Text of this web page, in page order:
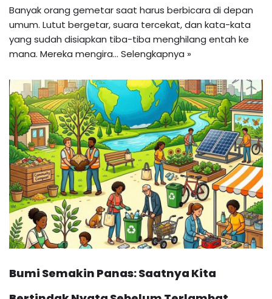
Banyak orang gemetar saat harus berbicara di depan
umum. Lutut bergetar, suara tercekat, dan kata-kata
yang sudah disiapkan tiba-tiba menghilang entah ke
mana. Mereka mengira… Selengkapnya »
Bumi Semakin Panas: Saatnya Kita